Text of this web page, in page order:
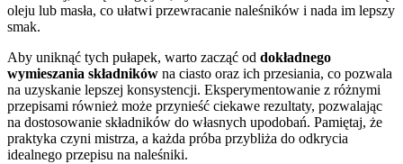
oleju lub masła, co ułatwi przewracanie naleśników i nada im lepszy
smak.
Aby uniknąć tych pułapek, warto zacząć od dokładnego
wymieszania składników na ciasto oraz ich przesiania, co pozwala
na uzyskanie lepszej konsystencji. Eksperymentowanie z różnymi
przepisami również może przynieść ciekawe rezultaty, pozwalając
na dostosowanie składników do własnych upodobań. Pamiętaj, że
praktyka czyni mistrza, a każda próba przybliża do odkrycia
idealnego przepisu na naleśniki.